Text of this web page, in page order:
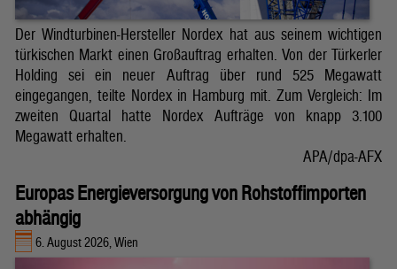
Der Windturbinen-Hersteller Nordex hat aus seinem wichtigen
türkischen Markt einen Großauftrag erhalten. Von der Türkerler
Holding sei ein neuer Auftrag über rund 525 Megawatt
eingegangen, teilte Nordex in Hamburg mit. Zum Vergleich: Im
zweiten Quartal hatte Nordex Aufträge von knapp 3.100
Megawatt erhalten.
APA/dpa-AFX
Europas Energieversorgung von Rohstoffimporten
abhängig
6. August 2026, Wien